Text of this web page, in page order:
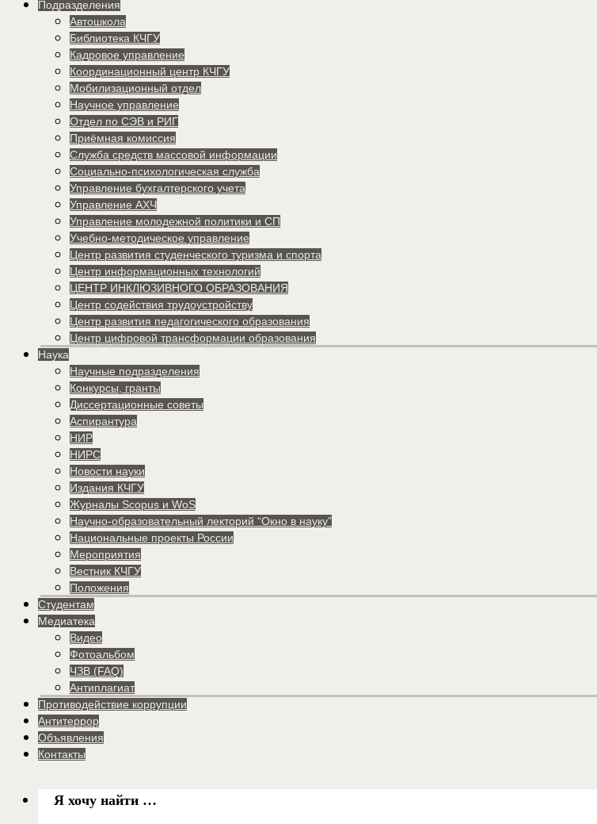
Подразделения
Автошкола
Библиотека КЧГУ
Кадровое управление
Координационный центр КЧГУ
Мобилизационный отдел
Научное управление
Отдел по СЭВ и РИГ
Приёмная комиссия
Служба средств массовой информации
Социально-психологическая служба
Управление бухгалтерского учета
Управление АХЧ
Управление молодежной политики и СП
Учебно-методическое управление
Центр развития студенческого туризма и спорта
Центр информационных технологий
ЦЕНТР ИНКЛЮЗИВНОГО ОБРАЗОВАНИЯ
Центр содействия трудоустройству
Центр развития педагогического образования
Центр цифровой трансформации образования
Наука
Научные подразделения
Конкурсы, гранты
Диссертационные советы
Аспирантура
НИР
НИРС
Новости науки
Издания КЧГУ
Журналы Scopus и WoS
Научно-образовательный лекторий “Окно в науку”
Национальные проекты России
Мероприятия
Вестник КЧГУ
Положения
Студентам
Медиатека
Видео
Фотоальбом
ЧЗВ (FAQ)
Антиплагиат
Противодействие коррупции
Антитеррор
Объявления
Контакты
Я хочу найти …